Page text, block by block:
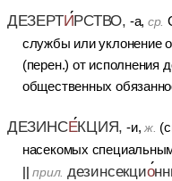
ДЕЗЕРТИРСТВО, -а, ср.
службы или уклонение
(перен.) от исполнения
общественных
ДЕЗИНСЕКЦИЯ, -и,ж.
насекомых
||прил. дезинсекцио